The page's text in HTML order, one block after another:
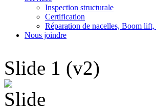
Inspection structurale
Certification
Réparation de nacelles, Boom
Nous joindre
Slide 1 (v2)